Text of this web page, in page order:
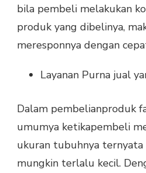
bila pembeli melakukan
produk yang dibelinya,
meresponnya dengan
Layanan Purna jual
Dalam pembelianproduk
umumya ketikapembeli
ukuran tubuhnya
mungkin terlalu kecil.